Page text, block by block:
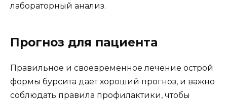
лабораторный анализ.
Прогноз для пациента
Правильное и своевременное лечение острой
формы бурсита дает хороший прогноз, и важно
соблюдать правила профилактики, чтобы